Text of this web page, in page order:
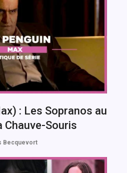
: Les Sopranos au
Chauve-Souris
Becquevort